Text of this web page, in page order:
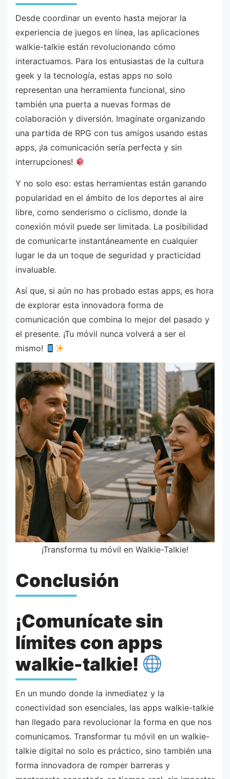
Desde coordinar un evento hasta mejorar la
experiencia de juegos en línea, las aplicaciones
walkie-talkie están revolucionando cómo
interactuamos. Para los entusiastas de la cultura
geek y la tecnología, estas apps no solo
representan una herramienta funcional, sino
también una puerta a nuevas formas de
colaboración y diversión. Imagínate organizando
una partida de RPG con tus amigos usando estas
apps, ¡la comunicación sería perfecta y sin
interrupciones!
Y no solo eso: estas herramientas están ganando
popularidad en el ámbito de los deportes al aire
libre, como senderismo o ciclismo, donde la
conexión móvil puede ser limitada. La posibilidad
de comunicarte instantáneamente en cualquier
lugar le da un toque de seguridad y practicidad
invaluable.
Así que, si aún no has probado estas apps, es hora
de explorar esta innovadora forma de
comunicación que combina lo mejor del pasado y
el presente. ¡Tu móvil nunca volverá a ser el
mismo!
¡Transforma tu móvil en Walkie-Talkie!
Conclusión
¡Comunícate sin
límites con apps
walkie-talkie!
En un mundo donde la inmediatez y la
conectividad son esenciales, las apps walkie-talkie
han llegado para revolucionar la forma en que nos
comunicamos. Transformar tu móvil en un walkie-
talkie digital no solo es práctico, sino también una
forma innovadora de romper barreras y